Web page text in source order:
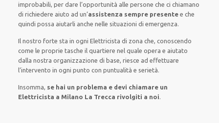
improbabili, perdare l’opportunità alle persone che ci chiamano
dirichiedere aiuto ad un’assistenza sempre presente e che
quindi possa aiutarli anchenelle situazioni di emergenza.
Il nostro forte sta in ogni Elettricista di zona che, conoscendo
come le proprie tasche il quartiere nel quale opera e aiutato
dalla nostra organizzazione di base, riesce ad effettuare
l’intervento in ogni punto con puntualità e serietà.
Insomma, se hai un problema e devi chiamare un
Elettricista a Milano La Trecca rivolgiti a noi.